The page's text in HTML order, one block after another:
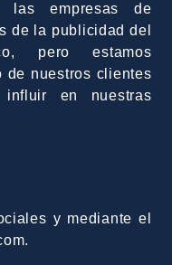
empresas de
de la publicidad del
pero estamos
de nuestros clientes
en nuestras
y mediante el